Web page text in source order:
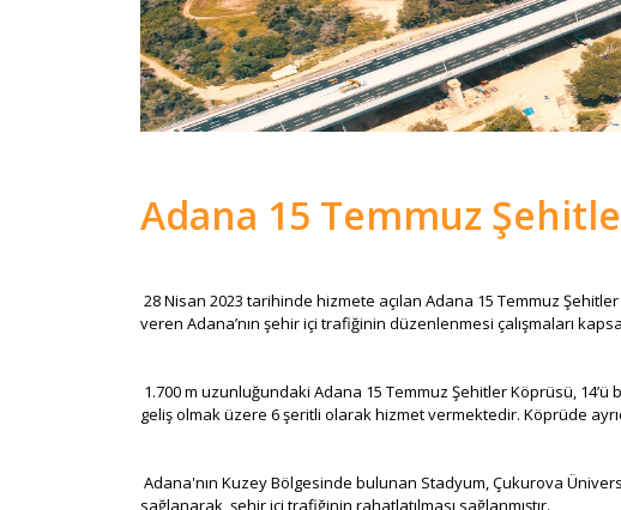
Adana 15 Temmuz
28 Nisan 2023 tarihinde hizmete açılan Adana 15 Temmuz
veren Adana’nın şehir içi trafiğinin düzenlenmesi çalışmaları
1.700 m uzunluğundaki Adana 15 Temmuz Şehitler Köprüsü,
geliş olmak üzere 6 şeritli olarak hizmet vermektedir. Köprüde
Adana'nın Kuzey Bölgesinde bulunan Stadyum, Çukurova
sağlanarak, şehir içi trafiğinin rahatlatılması sağlanmıştır.